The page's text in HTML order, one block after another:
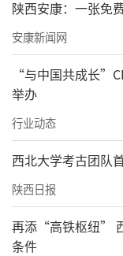
陕西安康：一张免
安康新闻网
“与中国共成长
举办
行业动态
西北大学考古团队
陕西日报
再添“高铁枢纽”
条件